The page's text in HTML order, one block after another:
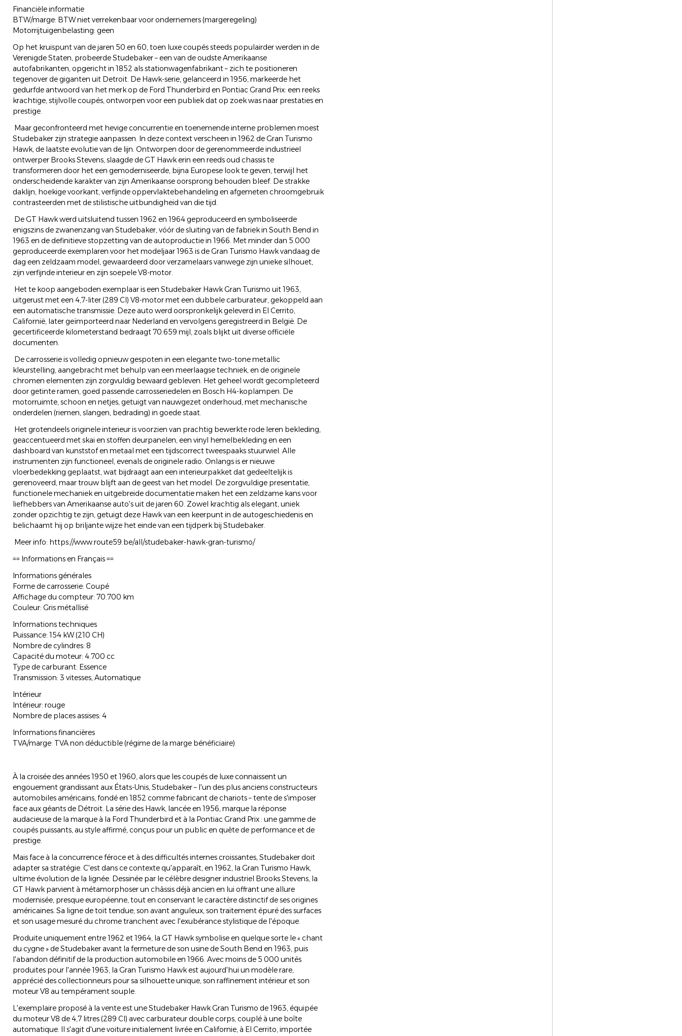
Financiële informatie
BTW/marge: BTW niet verrekenbaar voor ondernemers (margeregeling)
Motorrijtuigenbelasting: geen
Op het kruispunt van de jaren 50 en 60, toen luxe coupés steeds populairder werden in de
Verenigde Staten, probeerde Studebaker – een van de oudste Amerikaanse
autofabrikanten, opgericht in 1852 als stationwagenfabrikant – zich te positioneren
tegenover de giganten uit Detroit. De Hawk-serie, gelanceerd in 1956, markeerde het
gedurfde antwoord van het merk op de Ford Thunderbird en Pontiac Grand Prix: een reeks
krachtige, stijlvolle coupés, ontworpen voor een publiek dat op zoek was naar prestaties en
prestige.
Maar geconfronteerd met hevige concurrentie en toenemende interne problemen moest
Studebaker zijn strategie aanpassen. In deze context verscheen in 1962 de Gran Turismo
Hawk, de laatste evolutie van de lijn. Ontworpen door de gerenommeerde industrieel
ontwerper Brooks Stevens, slaagde de GT Hawk erin een reeds oud chassis te
transformeren door het een gemoderniseerde, bijna Europese look te geven, terwijl het
onderscheidende karakter van zijn Amerikaanse oorsprong behouden bleef. De strakke
daklijn, hoekige voorkant, verfijnde oppervlaktebehandeling en afgemeten chroomgebruik
contrasteerden met de stilistische uitbundigheid van die tijd.
De GT Hawk werd uitsluitend tussen 1962 en 1964 geproduceerd en symboliseerde
enigszins de zwanenzang van Studebaker, vóór de sluiting van de fabriek in South Bend in
1963 en de definitieve stopzetting van de autoproductie in 1966. Met minder dan 5.000
geproduceerde exemplaren voor het modeljaar 1963 is de Gran Turismo Hawk vandaag de
dag een zeldzaam model, gewaardeerd door verzamelaars vanwege zijn unieke silhouet,
zijn verfijnde interieur en zijn soepele V8-motor.
Het te koop aangeboden exemplaar is een Studebaker Hawk Gran Turismo uit 1963,
uitgerust met een 4,7-liter (289 CI) V8-motor met een dubbele carburateur, gekoppeld aan
een automatische transmissie. Deze auto werd oorspronkelijk geleverd in El Cerrito,
Californië, later geïmporteerd naar Nederland en vervolgens geregistreerd in België. De
gecertificeerde kilometerstand bedraagt 70.659 mijl, zoals blijkt uit diverse officiële
documenten.
De carrosserie is volledig opnieuw gespoten in een elegante two-tone metallic
kleurstelling, aangebracht met behulp van een meerlaagse techniek, en de originele
chromen elementen zijn zorgvuldig bewaard gebleven. Het geheel wordt gecompleteerd
door getinte ramen, goed passende carrosseriedelen en Bosch H4-koplampen. De
motorruimte, schoon en netjes, getuigt van nauwgezet onderhoud, met mechanische
onderdelen (riemen, slangen, bedrading) in goede staat.
Het grotendeels originele interieur is voorzien van prachtig bewerkte rode leren bekleding,
geaccentueerd met skai en stoffen deurpanelen, een vinyl hemelbekleding en een
dashboard van kunststof en metaal met een tijdscorrect tweespaaks stuurwiel. Alle
instrumenten zijn functioneel, evenals de originele radio. Onlangs is er nieuwe
vloerbedekking geplaatst, wat bijdraagt aan een interieurpakket dat gedeeltelijk is
gerenoveerd, maar trouw blijft aan de geest van het model. De zorgvuldige presentatie,
functionele mechaniek en uitgebreide documentatie maken het een zeldzame kans voor
liefhebbers van Amerikaanse auto's uit de jaren 60. Zowel krachtig als elegant, uniek
zonder opzichtig te zijn, getuigt deze Hawk van een keerpunt in de autogeschiedenis en
belichaamt hij op briljante wijze het einde van een tijdperk bij Studebaker.
Meer info: https://www.route59.be/all/studebaker-hawk-gran-turismo/
== Informations en Français ==
Informations générales
Forme de carrosserie: Coupé
Affichage du compteur: 70.700 km
Couleur: Gris métallisé
Informations techniques
Puissance: 154 kW (210 CH)
Nombre de cylindres: 8
Capacité du moteur: 4.700 cc
Type de carburant: Essence
Transmission: 3 vitesses, Automatique
Intérieur
Intérieur: rouge
Nombre de places assises: 4
Informations financières
TVA/marge: TVA non déductible (régime de la marge bénéficiaire)
À la croisée des années 1950 et 1960, alors que les coupés de luxe connaissent un
engouement grandissant aux États-Unis, Studebaker – l'un des plus anciens constructeurs
automobiles américains, fondé en 1852 comme fabricant de chariots – tente de s'imposer
face aux géants de Détroit. La série des Hawk, lancée en 1956, marque la réponse
audacieuse de la marque à la Ford Thunderbird et à la Pontiac Grand Prix : une gamme de
coupés puissants, au style affirmé, conçus pour un public en quête de performance et de
prestige.
Mais face à la concurrence féroce et à des difficultés internes croissantes, Studebaker doit
adapter sa stratégie. C'est dans ce contexte qu'apparaît, en 1962, la Gran Turismo Hawk,
ultime évolution de la lignée. Dessinée par le célèbre designer industriel Brooks Stevens, la
GT Hawk parvient à métamorphoser un châssis déjà ancien en lui offrant une allure
modernisée, presque européenne, tout en conservant le caractère distinctif de ses origines
américaines. Sa ligne de toit tendue, son avant anguleux, son traitement épuré des surfaces
et son usage mesuré du chrome tranchent avec l'exubérance stylistique de l'époque.
Produite uniquement entre 1962 et 1964, la GT Hawk symbolise en quelque sorte le « chant
du cygne » de Studebaker avant la fermeture de son usine de South Bend en 1963, puis
l'abandon définitif de la production automobile en 1966. Avec moins de 5 000 unités
produites pour l'année 1963, la Gran Turismo Hawk est aujourd'hui un modèle rare,
apprécié des collectionneurs pour sa silhouette unique, son raffinement intérieur et son
moteur V8 au tempérament souple.
L'exemplaire proposé à la vente est une Studebaker Hawk Gran Turismo de 1963, équipée
du moteur V8 de 4,7 litres (289 CI) avec carburateur double corps, couplé à une boîte
automatique. Il s'agit d'une voiture initialement livrée en Californie, à El Cerrito, importée